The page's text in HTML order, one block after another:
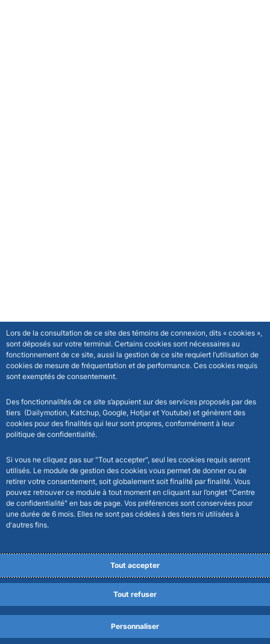
Lors de la consultation de ce site des témoins de connexion, dits « cookies »,
sont déposés sur votre terminal. Certains cookies sont nécessaires au
fonctionnement de ce site, aussi la gestion de ce site requiert l’utilisation de
cookies de mesure de fréquentation et de performance. Ces cookies requis
sont exemptés de consentement.
Des fonctionnalités de ce site s’appuient sur des services proposés par des
tiers (Dailymotion, Katchup, Google, Hotjar et Youtube) et génèrent des
cookies pour des finalités qui leur sont propres, conformément à leur
politique de confidentialité.
Si vous ne cliquez pas sur "Tout accepter", seul les cookies requis seront
utilisés. Le module de gestion des cookies vous permet de donner ou de
retirer votre consentement, soit globalement soit finalité par finalité. Vous
pouvez retrouver ce module à tout moment en cliquant sur l’onglet "Centre
de confidentialité" en bas de page. Vos préférences sont conservées pour
une durée de 6 mois. Elles ne sont pas cédées à des tiers ni utilisées à
d'autres fins.
Tout accepter
Tout refuser
Personnaliser